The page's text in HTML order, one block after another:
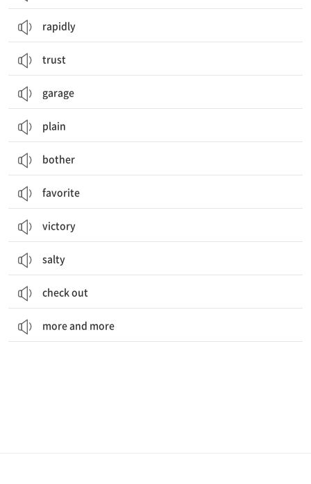
rapidly
trust
garage
plain
bother
favorite
victory
salty
check out
more and more